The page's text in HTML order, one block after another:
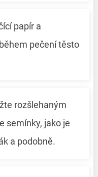
papír a
pečení těsto
rozšlehaným
semínky, jako je
a podobně.